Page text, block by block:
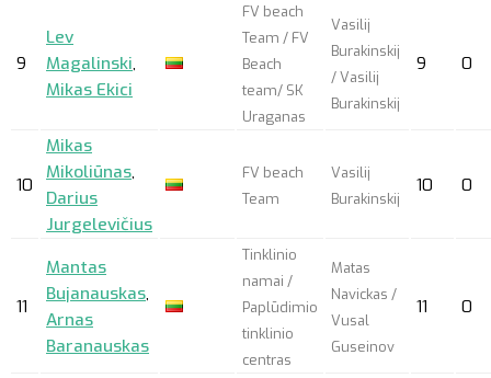
9
Lev
Magalinski,
Mikas Ekici
FV beach
Team / FV
Beach
team/ SK
Uraganas
Vasilij
Burakinskij
/ Vasilij
Burakinskij
9 0
10
Mikas
Mikoliūnas,
Darius
Jurgelevičius
FV beach
Team
Vasilij
Burakinskij
10 0
11
Mantas
Bujanauskas,
Arnas
Baranauskas
Tinklinio
namai /
Paplūdimio
tinklinio
centras
Matas
Navickas /
Vusal
Guseinov
11 0